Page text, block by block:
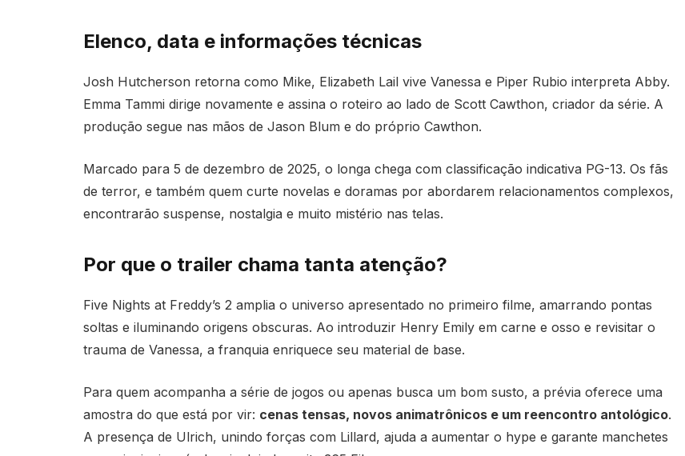
Elenco, data e informações técnicas
Josh Hutcherson retorna como Mike, Elizabeth Lail vive Vanessa e Piper Rubio interpreta Abby.
Emma Tammi dirige novamente e assina o roteiro ao lado de Scott Cawthon, criador da série. A
produção segue nas mãos de Jason Blum e do próprio Cawthon.
Marcado para 5 de dezembro de 2025, o longa chega com classificação indicativa PG-13. Os fãs
de terror, e também quem curte novelas e doramas por abordarem relacionamentos complexos,
encontrarão suspense, nostalgia e muito mistério nas telas.
Por que o trailer chama tanta atenção?
Five Nights at Freddy’s 2 amplia o universo apresentado no primeiro filme, amarrando pontas
soltas e iluminando origens obscuras. Ao introduzir Henry Emily em carne e osso e revisitar o
trauma de Vanessa, a franquia enriquece seu material de base.
Para quem acompanha a série de jogos ou apenas busca um bom susto, a prévia oferece uma
amostra do que está por vir: cenas tensas, novos animatrônicos e um reencontro antológico.
A presença de Ulrich, unindo forças com Lillard, ajuda a aumentar o hype e garante manchetes